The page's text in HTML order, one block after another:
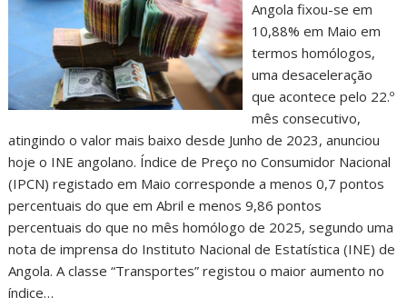
Angola fixou-se em
10,88% em Maio em
termos homólogos,
uma desaceleração
que acontece pelo 22.º
mês consecutivo,
atingindo o valor mais baixo desde Junho de 2023, anunciou
hoje o INE angolano. Índice de Preço no Consumidor Nacional
(IPCN) registado em Maio corresponde a menos 0,7 pontos
percentuais do que em Abril e menos 9,86 pontos
percentuais do que no mês homólogo de 2025, segundo uma
nota de imprensa do Instituto Nacional de Estatística (INE) de
Angola. A classe “Transportes” registou o maior aumento no
índice…